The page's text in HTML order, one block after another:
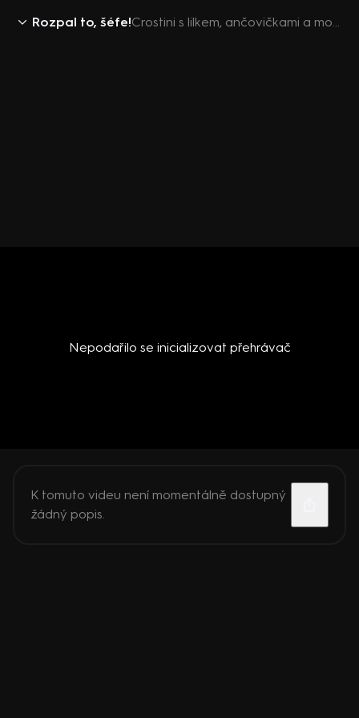
Rozpal to, šéfe! Crostini s lilkem, ančovičkami a mozzarellou
Nepodařilo se inicializovat přehrávač
K tomuto videu není momentálně dostupný
žádný popis.